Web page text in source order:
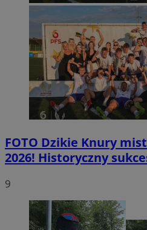
FOTO Dzikie Knury
2026! Historyczny
9